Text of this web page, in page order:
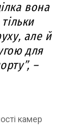
вона
але й
для
–
камер